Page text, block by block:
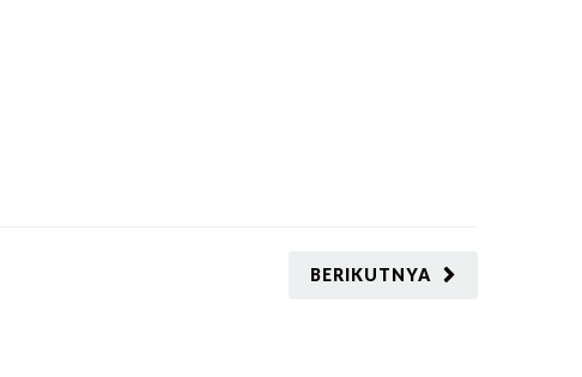
BERIKUTNYA